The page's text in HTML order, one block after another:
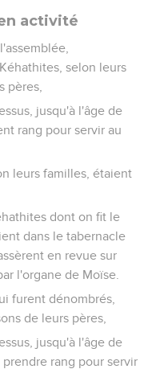
activité
selon leurs
pères,
jusqu'à l'âge de
rang pour servir au
leurs familles, étaient
dont on fit le
dans le tabernacle
en revue sur
l'organe de Moïse.
furent dénombrés,
de leurs pères,
jusqu'à l'âge de
rang pour servir